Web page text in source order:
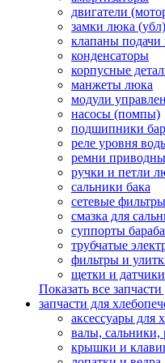
двигатели
замки люка (убл)
клапаны
конденсаторы
корпусные
манжеты люка
модули
насосы (помпы)
подшипники
реле уровня
ремни
ручки и петли
сальники бака
сетевые
смазка для
суппорты
трубчатые
фильтры и
щетки и
Показать все
запчасти для
аксессуары для
валы, сальники,
крышки и